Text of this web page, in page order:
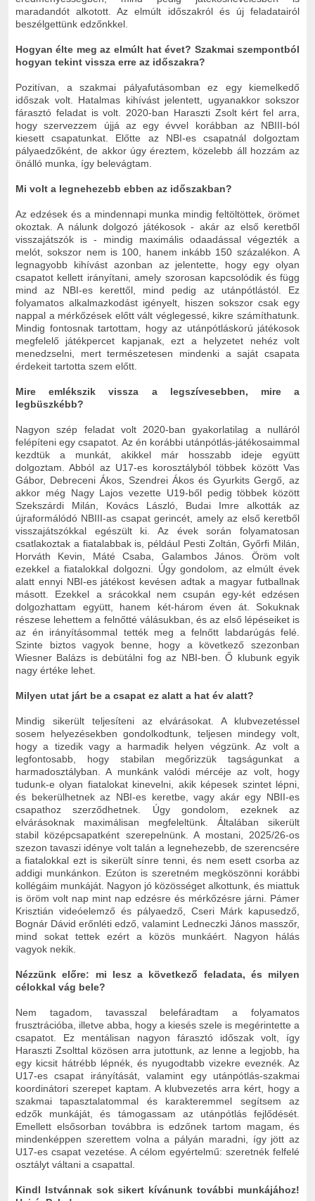
maradandót alkotott. Az elmúlt időszakról és új feladatairól
beszélgettünk edzőnkkel.
Hogyan élte meg az elmúlt hat évet? Szakmai szempontból
hogyan tekint vissza erre az időszakra?
Pozitívan, a szakmai pályafutásomban ez egy kiemelkedő
időszak volt. Hatalmas kihívást jelentett, ugyanakkor sokszor
fárasztó feladat is volt. 2020-ban Haraszti Zsolt kért fel arra,
hogy szervezzem újjá az egy évvel korábban az NBIII-ból
kiesett csapatunkat. Előtte az NBI-es csapatnál dolgoztam
pályaedzőként, de akkor úgy éreztem, közelebb áll hozzám az
önálló munka, így belevágtam.
Mi volt a legnehezebb ebben az időszakban?
Az edzések és a mindennapi munka mindig feltöltöttek, örömet
okoztak. A nálunk dolgozó játékosok - akár az első keretből
visszajátszók is - mindig maximális odaadással végezték a
melót, sokszor nem is 100, hanem inkább 150 százalékon. A
legnagyobb kihívást azonban az jelentette, hogy egy olyan
csapatot kellett irányítani, amely szorosan kapcsolódik és függ
mind az NBI-es kerettől, mind pedig az utánpótlástól. Ez
folyamatos alkalmazkodást igényelt, hiszen sokszor csak egy
nappal a mérkőzések előtt vált véglegessé, kikre számíthatunk.
Mindig fontosnak tartottam, hogy az utánpótláskorú játékosok
megfelelő játékpercet kapjanak, ezt a helyzetet nehéz volt
menedzselni, mert természetesen mindenki a saját csapata
érdekeit tartotta szem előtt.
Mire emlékszik vissza a legszívesebben, mire a
legbüszkébb?
Nagyon szép feladat volt 2020-ban gyakorlatilag a nulláról
felépíteni egy csapatot. Az én korábbi utánpótlás-játékosaimmal
kezdtük a munkát, akikkel már hosszabb ideje együtt
dolgoztam. Abból az U17-es korosztályból többek között Vas
Gábor, Debreceni Ákos, Szendrei Ákos és Gyurkits Gergő, az
akkor még Nagy Lajos vezette U19-ből pedig többek között
Szekszárdi Milán, Kovács László, Budai Imre alkották az
újraformálódó NBIII-as csapat gerincét, amely az első keretből
visszajátszókkal egészült ki. Az évek során folyamatosan
csatlakoztak a fiatalabbak is, például Pesti Zoltán, Győrfi Milán,
Horváth Kevin, Máté Csaba, Galambos János. Öröm volt
ezekkel a fiatalokkal dolgozni. Úgy gondolom, az elmúlt évek
alatt ennyi NBI-es játékost kevésen adtak a magyar futballnak
másott. Ezekkel a srácokkal nem csupán egy-két edzésen
dolgozhattam együtt, hanem két-három éven át. Sokuknak
részese lehettem a felnőtté válásukban, és az első lépéseiket is
az én irányításommal tették meg a felnőtt labdarúgás felé.
Szinte biztos vagyok benne, hogy a következő szezonban
Wiesner Balázs is debütálni fog az NBI-ben. Ő klubunk egyik
nagy értéke lehet.
Milyen utat járt be a csapat ez alatt a hat év alatt?
Mindig sikerült teljesíteni az elvárásokat. A klubvezetéssel
sosem helyezésekben gondolkodtunk, teljesen mindegy volt,
hogy a tizedik vagy a harmadik helyen végzünk. Az volt a
legfontosabb, hogy stabilan megőrizzük tagságunkat a
harmadosztályban. A munkánk valódi mércéje az volt, hogy
tudunk-e olyan fiatalokat kinevelni, akik képesek szintet lépni,
és bekerülhetnek az NBI-es keretbe, vagy akár egy NBII-es
csapathoz szerződhetnek. Úgy gondolom, ezeknek az
elvárásoknak maximálisan megfeleltünk. Általában sikerült
stabil középcsapatként szerepelnünk. A mostani, 2025/26-os
szezon tavaszi idénye volt talán a legnehezebb, de szerencsére
a fiatalokkal ezt is sikerült sínre tenni, és nem esett csorba az
addigi munkánkon. Ezúton is szeretném megköszönni korábbi
kollégáim munkáját. Nagyon jó közösséget alkottunk, és miattuk
is öröm volt nap mint nap edzésre és mérkőzésre járni. Pámer
Krisztián videóelemző és pályaedző, Cseri Márk kapusedző,
Bognár Dávid erőnléti edző, valamint Ledneczki János masszőr,
mind sokat tettek ezért a közös munkáért. Nagyon hálás
vagyok nekik.
Nézzünk előre: mi lesz a következő feladata, és milyen
célokkal vág bele?
Nem tagadom, tavasszal belefáradtam a folyamatos
frusztrációba, illetve abba, hogy a kiesés szele is megérintette a
csapatot. Ez mentálisan nagyon fárasztó időszak volt, így
Haraszti Zsolttal közösen arra jutottunk, az lenne a legjobb, ha
egy kicsit hátrébb lépnék, és nyugodtabb vizekre eveznék. Az
U17-es csapat irányítását, valamint egy utánpótlás-szakmai
koordinátori szerepet kaptam. A klubvezetés arra kért, hogy a
szakmai tapasztalatommal és karakteremmel segítsem az
edzők munkáját, és támogassam az utánpótlás fejlődését.
Emellett elsősorban továbbra is edzőnek tartom magam, és
mindenképpen szerettem volna a pályán maradni, így jött az
U17-es csapat vezetése. A célom egyértelmű: szeretnék felfelé
osztályt váltani a csapattal.
Kindl Istvánnak sok sikert kívánunk további munkájához!